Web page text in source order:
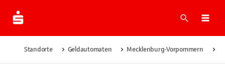
Suche
Standorte Geldautomaten Mecklenburg-Vorpommern